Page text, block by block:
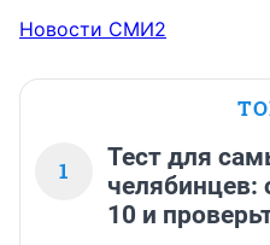
Новости СМИ2
1
Тест для
челябинцев:
10 и